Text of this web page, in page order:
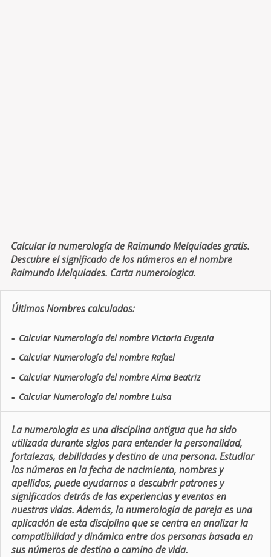
Calcular la numerología de Raimundo Melquiades gratis.
Descubre el significado de los números en el nombre
Raimundo Melquiades. Carta numerologica.
Últimos Nombres calculados:
■ Calcular Numerología del nombre Victoria Eugenia
■ Calcular Numerología del nombre Rafael
■ Calcular Numerología del nombre Alma Beatriz
■ Calcular Numerología del nombre Luisa
La numerologia es una disciplina antigua que ha sido
utilizada durante siglos para entender la personalidad,
fortalezas, debilidades y destino de una persona. Estudiar
los números en la fecha de nacimiento, nombres y
apellidos, puede ayudarnos a descubrir patrones y
significados detrás de las experiencias y eventos en
nuestras vidas. Además, la numerologia de pareja es una
aplicación de esta disciplina que se centra en analizar la
compatibilidad y dinámica entre dos personas basada en
sus números de destino o camino de vida.